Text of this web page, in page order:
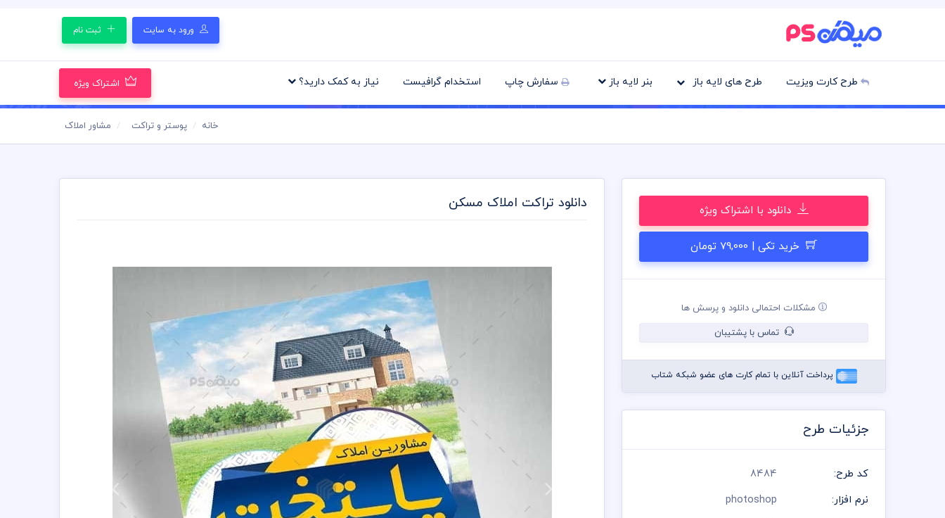
ورود به سایت ثبت نام
طرح کارت ویزیت طرح های لایه باز بنر لایه باز سفارش چاپ استخدام گرافیست نیاز به کمک دارید؟ اشتراک ویژه
خانه پوستر و تراکت مشاور املاک
دانلود با اشتراک ویژه
خرید تکی | 79,000 تومان
مشکلات احتمالی دانلود و پرسش ها
تماس با پشتیبان
پرداخت آنلاین با تمام کارت های عضو شبکه شتاب
جزئیات طرح
کد طرح:
8484
نرم افزار:
photoshop
دانلود تراکت املاک مسکن